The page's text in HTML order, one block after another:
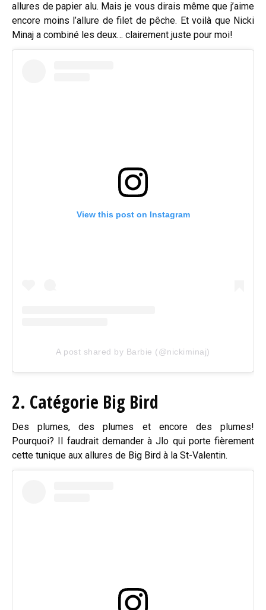
allures de papier alu. Mais je vous dirais même que j’aime
encore moins l’allure de filet de pêche. Et voilà que Nicki
Minaj a combiné les deux… clairement juste pour moi!
View this post on Instagram
A post shared by Barbie (@nickiminaj)
2. Catégorie Big Bird
Des plumes, des plumes et encore des plumes!
Pourquoi? Il faudrait demander à Jlo qui porte fièrement
cette tunique aux allures de Big Bird à la St-Valentin.